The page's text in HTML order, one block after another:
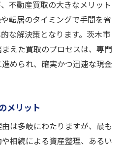
不動産買取の大きなメリット
転居のタイミングで手間を省
な解決策となります。茨木市
えた買取のプロセスは、専門
められ、確実かつ迅速な現金
メリット
は多岐にわたりますが、最も
相続による資産整理、あるい